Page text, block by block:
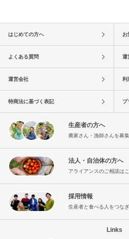
はじめての方へ お
よくある質問 運
運営会社 利
特商法に基づく表記 プ
生産者の方へ
農家さん・漁師さんを募
法人・自治体の方へ
アライアンスのご相談は
採用情報
生産者と食べる人をつな
Links